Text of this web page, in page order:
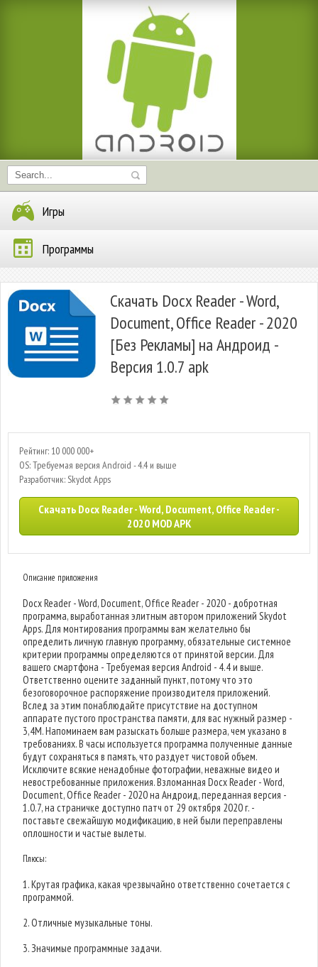
Игры
Программы
Скачать Docx Reader - Word,
Document, Office Reader - 2020
[Без Рекламы] на Андроид -
Версия 1.0.7 apk
Рейтинг: 10 000 000+
OS: Требуемая версия Android - 4.4 и выше
Разработчик: Skydot Apps
Скачать Docx Reader - Word, Document, Office Reader -
2020 MOD APK
Описание приложения
Docx Reader - Word, Document, Office Reader - 2020 - добротная
программа, выработанная элитным автором приложений Skydot
Apps. Для монтирования программы вам желательно бы
определить личную главную программу, обязательные системное
критерии программы определяются от принятой версии. Для
вашего смартфона - Требуемая версия Android - 4.4 и выше.
Ответственно оцените заданный пункт, потому что это
безоговорочное распоряжение производителя приложений.
Вслед за этим понаблюдайте присутствие на доступном
аппарате пустого пространства памяти, для вас нужный размер -
3,4M. Напоминаем вам разыскать больше размера, чем указано в
требованиях. В часы используется программа полученные данные
будут сохраняться в память, что раздует чистовой объем.
Исключите всякие ненадобные фотографии, неважные видео и
невостребованные приложения. Взломанная Docx Reader - Word,
Document, Office Reader - 2020 на Андроид, переданная версия -
1.0.7, на страничке доступно патч от 29 октября 2020 г. -
поставьте свежайшую модификацию, в ней были переправлены
оплошности и частые вылеты.
Плюсы:
1. Крутая графика, какая чрезвычайно ответственно сочетается с
программой.
2. Отличные музыкальные тоны.
3. Значимые программные задачи.